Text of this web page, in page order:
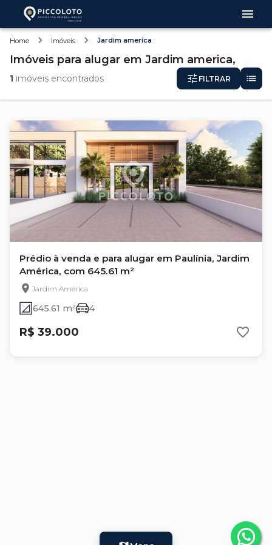
Home Imóveis Jardim america
Imóveis para alugar em Jardim america,
1 imóveis encontrados FILTRAR
Prédio à venda e para alugar em Paulínia, Jardim
América, com 645.61 m²
Jardim América
645.61 m² 4
R$ 39.000